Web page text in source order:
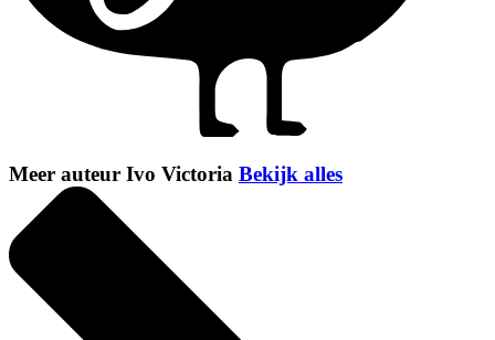
Meer auteur Ivo Victoria Bekijk alles